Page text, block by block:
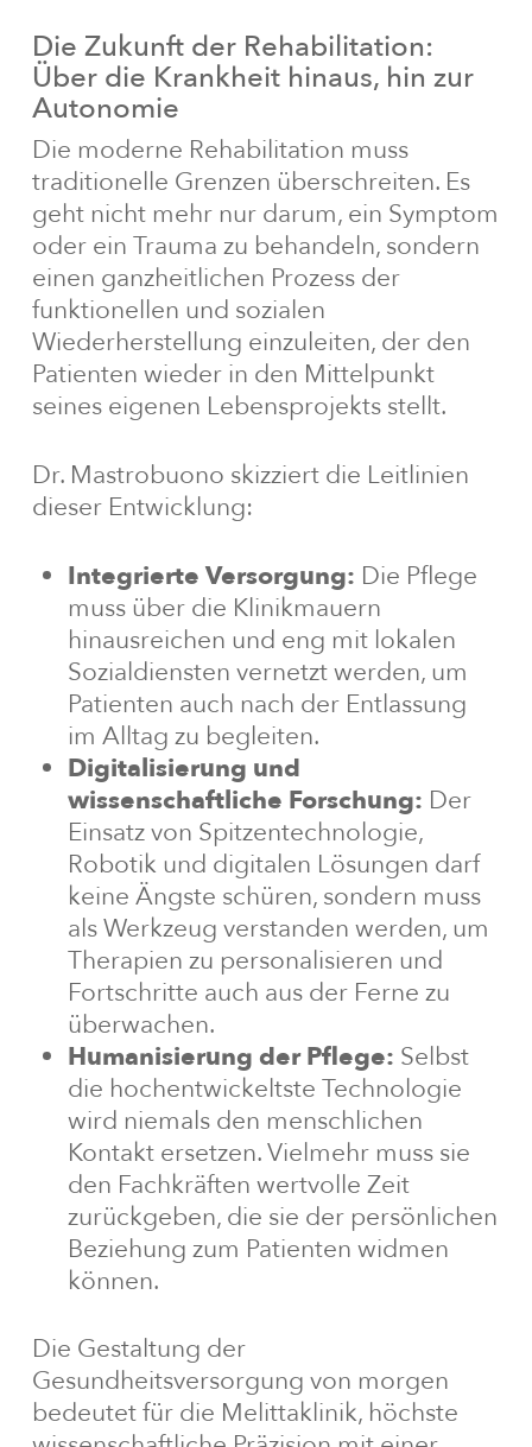
Die Zukunft der Rehabilitation:
Über die Krankheit hinaus, hin zur
Autonomie
Die moderne Rehabilitation muss
traditionelle Grenzen überschreiten. Es
geht nicht mehr nur darum, ein Symptom
oder ein Trauma zu behandeln, sondern
einen ganzheitlichen Prozess der
funktionellen und sozialen
Wiederherstellung einzuleiten, der den
Patienten wieder in den Mittelpunkt
seines eigenen Lebensprojekts stellt.
Dr. Mastrobuono skizziert die Leitlinien
dieser Entwicklung:
Integrierte Versorgung: Die Pflege
muss über die Klinikmauern
hinausreichen und eng mit lokalen
Sozialdiensten vernetzt werden, um
Patienten auch nach der Entlassung
im Alltag zu begleiten.
Digitalisierung und
wissenschaftliche Forschung: Der
Einsatz von Spitzentechnologie,
Robotik und digitalen Lösungen darf
keine Ängste schüren, sondern muss
als Werkzeug verstanden werden, um
Therapien zu personalisieren und
Fortschritte auch aus der Ferne zu
überwachen.
Humanisierung der Pflege: Selbst
die hochentwickeltste Technologie
wird niemals den menschlichen
Kontakt ersetzen. Vielmehr muss sie
den Fachkräften wertvolle Zeit
zurückgeben, die sie der persönlichen
Beziehung zum Patienten widmen
können.
Die Gestaltung der
Gesundheitsversorgung von morgen
bedeutet für die Melittaklinik, höchste